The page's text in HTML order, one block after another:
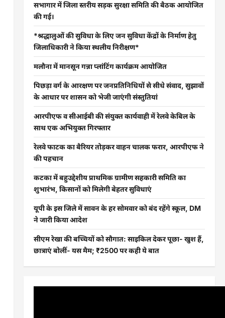
सभागार में जिला स्तरीय सड़क सुरक्षा समिति की बैठक आयोजित
की गई।
*श्रद्धालुओं की सुविधा के लिए जन सुविधा केंद्रों के निर्माण हेतु
जिलाधिकारी ने किया स्थलीय निरीक्षण*
मलौना में मानसून गन्ना प्लांटिंग कार्यक्रम आयोजित
पिछड़ा वर्ग के आरक्षण पर जनप्रतिनिधियों से सीधे संवाद, सुझावों
के आधार पर शासन को भेजी जाएंगी संस्तुतियां
आरपीएफ व सीआईबी की संयुक्त कार्यवाही में रेलवे केबिल के
साथ एक अभियुक्त गिरफ्तार
रेलवे फाटक का बैरियर तोड़कर वाहन चालक फरार, आरपीएफ ने
की पहचान
कटका में बहुउद्देशीय प्राथमिक ग्रामीण सहकारी समिति का
शुभारंभ, किसानों को मिलेगी बेहतर सुविधाएं
यूपी के इस जिले में सावन के हर सोमवार को बंद रहेंगे स्कूल, DM
ने जारी किया आदेश
सीएम रेखा की बच्चियों को सौगात: साइकिल देकर पूछा- खुश हैं,
छात्राएं बोलीं- यस मैम; ₹2500 पर कही ये बात